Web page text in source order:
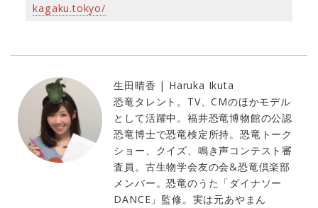
kagaku.tokyo/
生田晴香 | Haruka Ikuta
恐竜タレント。TV、CMのほかモデル
として活躍中。福井恐竜博物館の公認
恐竜博士で恐竜検定所持。恐竜トーク
ショー、クイズ、鳴き声コンテスト審
査員。古生物学会友の会&恐竜倶楽部
メンバー。恐竜のうた「ダイナソー
DANCE」監修。実は元あやまん